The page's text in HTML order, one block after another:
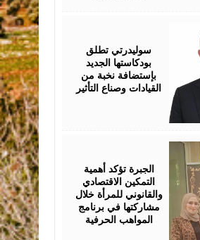
سوليدرتي تطلق
بودكاستها الجديد
بإستضافة نخبة من
القيادات وصناع التأثير
الجبرة تؤكد أهمية
التمكين الاقتصادي
والقانوني للمرأة خلال
مشاركتها في برنامج
المواهب الحرفية